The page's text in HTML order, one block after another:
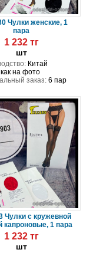
Чулки женские, 1
пара
1 232 тг
шт
Китай
на фото
заказ:6 пар
Чулки с кружевной
капроновые, 1 пара
1 232 тг
шт